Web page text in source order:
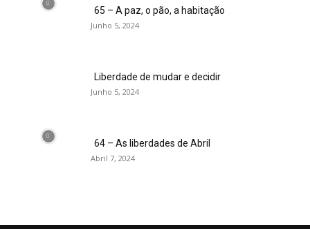
65 – A paz, o pão, a habitação
Junho 5, 2024
Liberdade de mudar e decidir
Junho 5, 2024
64 – As liberdades de Abril
Abril 7, 2024